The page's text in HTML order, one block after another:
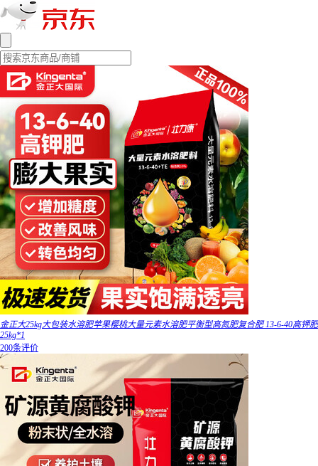
金正大25kg大包装水溶肥苹果樱桃大量元素水溶肥平衡型高氮肥复合肥 13-6-40高钾肥
25kg*1
200条评价